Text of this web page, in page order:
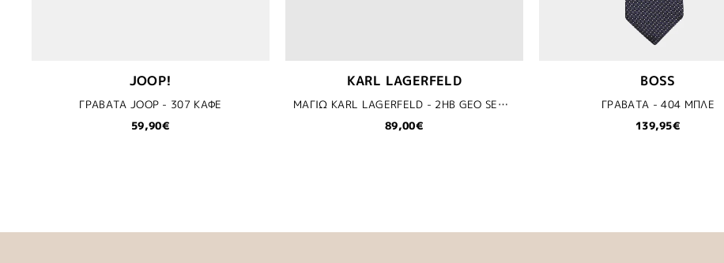
JOOP!
ΓΡΑΒΑΤΑ JOOP - 307 ΚΑΦΕ
59,90€
KARL LAGERFELD
ΜΑΓΙΩ KARL LAGERFELD - 2HB GEO SEDONA
89,00€
BOSS
ΓΡΑΒΑΤΑ - 404 ΜΠΛΕ
139,95€